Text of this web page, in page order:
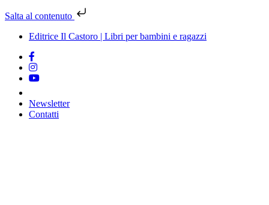
Salta al contenuto
Editrice Il Castoro | Libri per bambini e ragazzi
Newsletter
Contatti